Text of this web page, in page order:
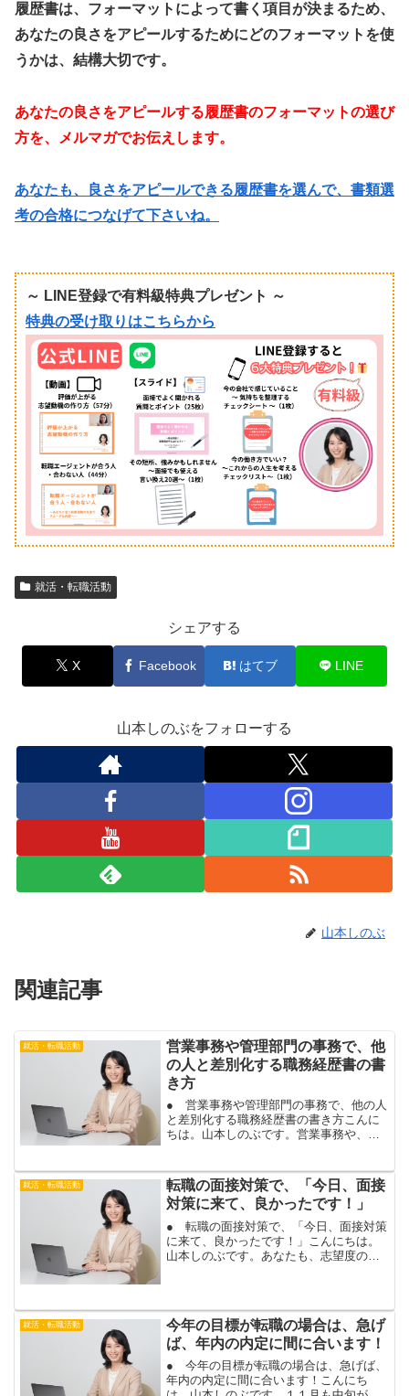
履歴書は、フォーマットによって書く項目が決まるため、
あなたの良さをアピールするためにどのフォーマットを使
うかは、結構大切です。
あなたの良さをアピールする履歴書のフォーマットの選び
方を、メルマガでお伝えします。
あなたも、良さをアピールできる履歴書を選んで、書類選
考の合格につなげて下さいね。
～ LINE登録で有料級特典プレゼント ～
特典の受け取りはこちらから
就活・転職活動
シェアする
X Facebook はてブ LINE
山本しのぶをフォローする
山本しのぶ
関連記事
就活・転職活動
営業事務や管理部門の事務で、他
の人と差別化する職務経歴書の書
き方
● 営業事務や管理部門の事務で、他の人
と差別化する職務経歴書の書き方こんに
ちは。山本しのぶです。営業事務や、人
歴書添削を行いました。今回のお客様
は、ｗｅｂで、営業事務や...
就活・転職活動
転職の面接対策で、「今日、面接
対策に来て、良かったです！」
● 転職の面接対策で、「今日、面接対策
に来て、良かったです！」こんにちは。
山本しのぶです。あなたも、志望度の高
す。自分なりに回答を準備...
就活・転職活動
今年の目標が転職の場合は、急げ
ば、年内の内定に間に合います！
● 今年の目標が転職の場合は、急げば、
年内の内定に間に合います！こんにち